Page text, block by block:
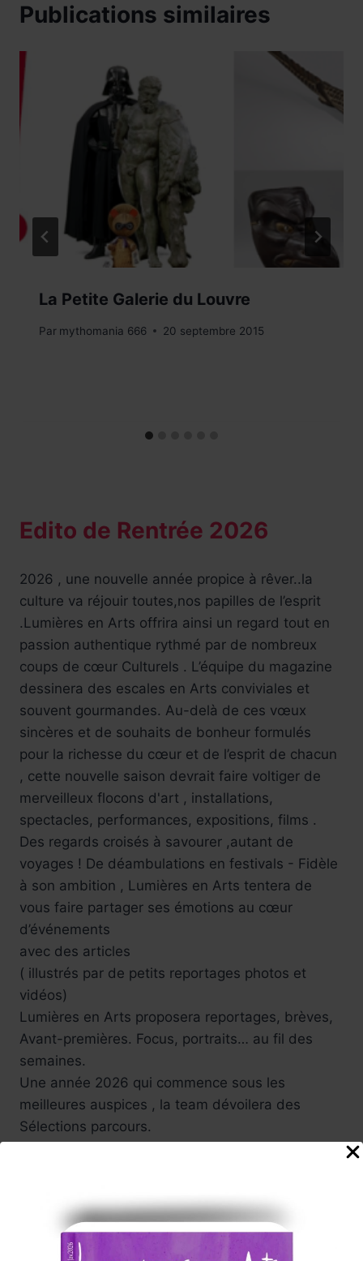
Publications similaires
La Petite Galerie du Louvre
Par mythomania 666 20 septembre 2015
Edito de Rentrée 2026
2026 , une nouvelle année propice à rêver..la
culture va réjouir toutes,nos papilles de l’esprit
.Lumières en Arts offrira ainsi un regard tout en
passion authentique rythmé par de nombreux
coups de cœur Culturels . L’équipe du magazine
dessinera des escales en Arts conviviales et
souvent gourmandes. Au-delà de ces vœux
sincères et de souhaits de bonheur formulés
pour la richesse du cœur et de l’esprit de chacun
, cette nouvelle saison devrait faire voltiger de
merveilleux flocons d'art , installations,
spectacles, performances, expositions, films .
Des regards croisés à savourer ,autant de
voyages ! De déambulations en festivals - Fidèle
à son ambition , Lumières en Arts tentera de
vous faire partager ses émotions au cœur
d’événements
avec des articles
( illustrés par de petits reportages photos et
vidéos)
Lumières en Arts proposera reportages, brèves,
Avant-premières. Focus, portraits… au fil des
semaines.
Une année 2026 qui commence sous les
meilleures auspices , la team dévoilera des
Sélections parcours.
À Paris , voyage au cœur du monde : l’artiste
afro-américaine Mickalene Thomas avecAll
About Love
au grand palais.